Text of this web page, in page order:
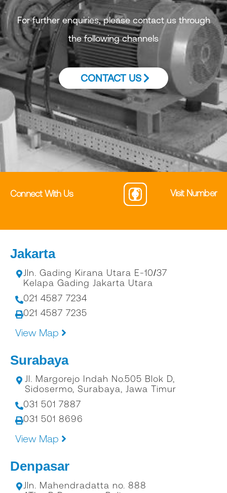
For further enquiries, please contact us through
the following channels
CONTACT US
Connect With Us Visit Number
Jakarta
Jln. Gading Kirana Utara E-10/37
Kelapa Gading Jakarta Utara
021 4587 7234
021 4587 7235
View Map
Surabaya
Jl. Margorejo Indah No.505 Blok D,
Sidosermo, Surabaya, Jawa Timur
031 501 7887
031 501 8696
View Map
Denpasar
Jln. Mahendradatta no. 888